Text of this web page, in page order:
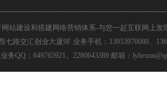
站建设和搭建网络营销体系-与您一起互联网上发
路交汇创业大厦9F 业务手机：13953970080、
务QQ：649765921、2280643389 邮箱：